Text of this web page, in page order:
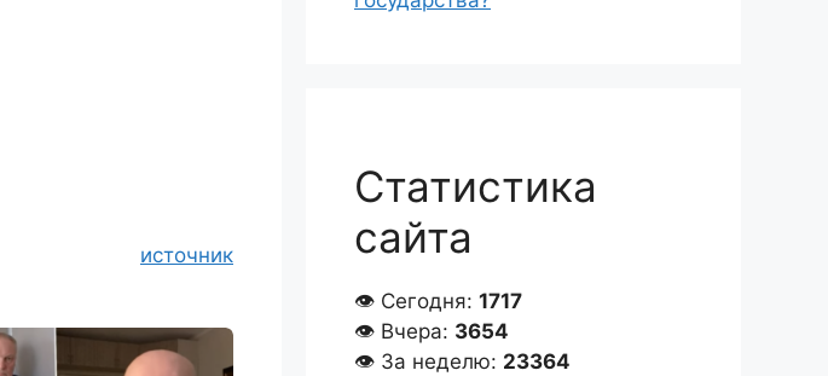
источник
Статистика
сайта
👁 Сегодня: 1717
👁 Вчера: 3654
👁 За неделю: 23364